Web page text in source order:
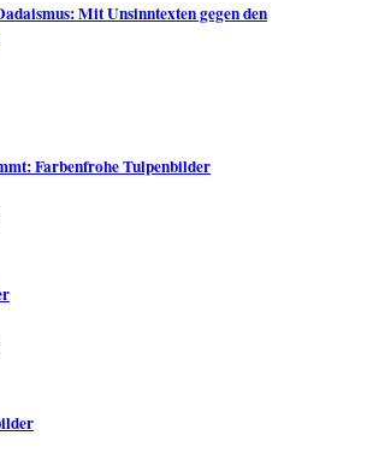
Mit Unsinntexten gegen den
Farbenfrohe Tulpenbilder